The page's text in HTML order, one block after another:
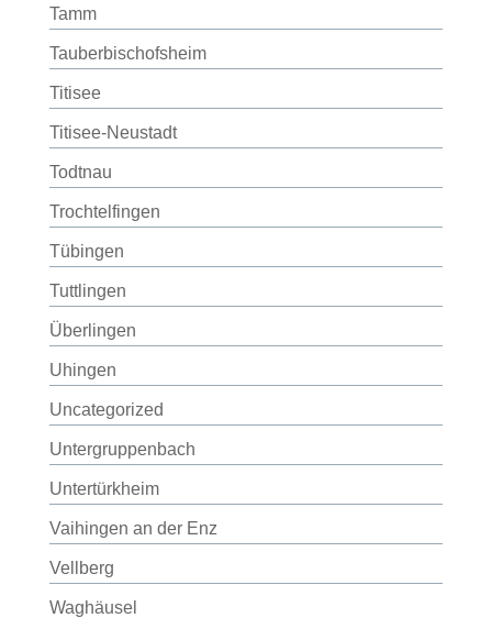
Tamm
Tauberbischofsheim
Titisee
Titisee-Neustadt
Todtnau
Trochtelfingen
Tübingen
Tuttlingen
Überlingen
Uhingen
Uncategorized
Untergruppenbach
Untertürkheim
Vaihingen an der Enz
Vellberg
Waghäusel